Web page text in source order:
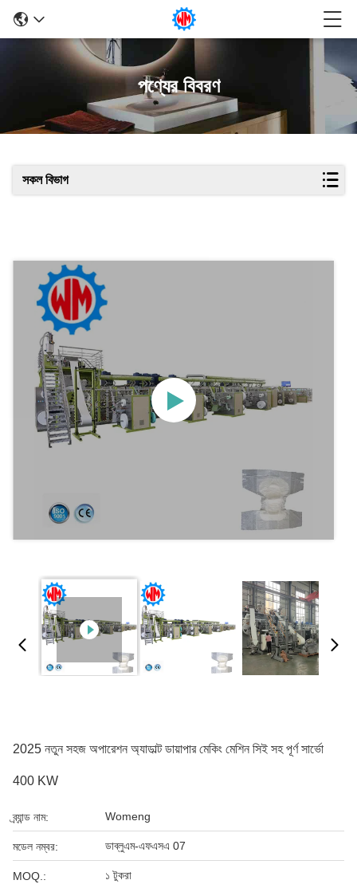
পণ্যের বিবরণ
সকল বিভাগ
2025 নতুন সহজ অপারেশন অ্যাডাল্ট ডায়াপার মেকিং মেশিন সিই সহ পূর্ণ সার্ভো
400 KW
ব্র্যান্ড নাম: Womeng
মডেল নম্বর: ডাব্লুএম-এফএসএ 07
MOQ.: ১ টুকরা